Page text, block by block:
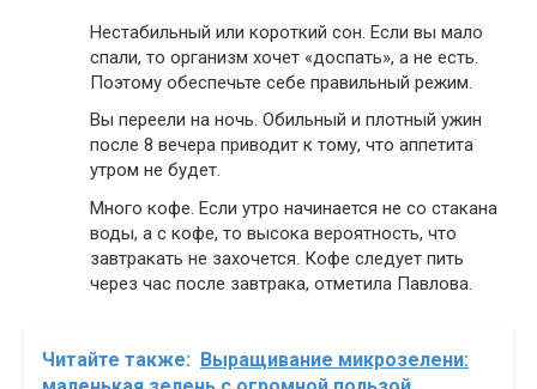
Нестабильный или короткий сон. Если вы мало
спали, то организм хочет «доспать», а не есть.
Поэтому обеспечьте себе правильный режим.
Вы переели на ночь. Обильный и плотный ужин
после 8 вечера приводит к тому, что аппетита
утром не будет.
Много кофе. Если утро начинается не со стакана
воды, а с кофе, то высока вероятность, что
завтракать не захочется. Кофе следует пить
через час после завтрака, отметила Павлова.
Читайте также: Выращивание микрозелени: